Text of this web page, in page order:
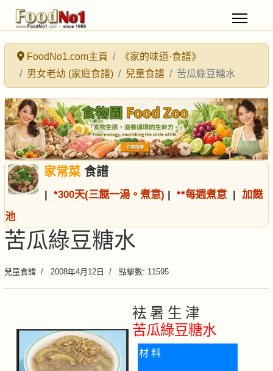
FoodNo1.com主頁
《家的味道·食譜》
男女老幼 (家庭食譜)
兒童食譜 苦瓜綠豆糖水
家常菜食譜
| *300天(三餸一湯。煮意) | **每週煮意 | 加餸
池
苦瓜綠豆糖水
兒童食譜 2008年4月12日 點擊數: 11595
袪 暑 生 津
苦瓜綠豆糖水
材 料